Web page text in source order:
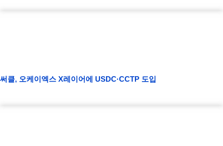
써클, 오케이엑스 X레이어에 USDC·CCTP 도입